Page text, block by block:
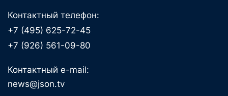
Контактный телефон:
+7 (495) 625-72-45
+7 (926) 561-09-80
Контактный e-mail:
news@json.tv